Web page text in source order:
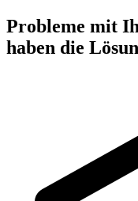
Probleme mit
haben die